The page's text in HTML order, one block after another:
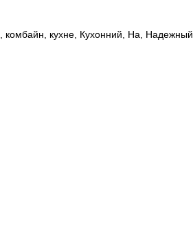
комбайн кухне Кухонний На Надежный